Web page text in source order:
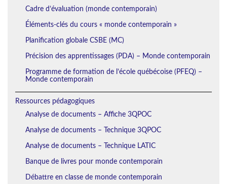
Cadre d’évaluation (monde contemporain)
Éléments-clés du cours « monde contemporain »
Planification globale CSBE (MC)
Précision des apprentissages (PDA) – Monde contemporain
Programme de formation de l’école québécoise (PFEQ) –
Monde contemporain
Ressources pédagogiques
Analyse de documents – Affiche 3QPOC
Analyse de documents – Technique 3QPOC
Analyse de documents – Technique LATIC
Banque de livres pour monde contemporain
Débattre en classe de monde contemporain